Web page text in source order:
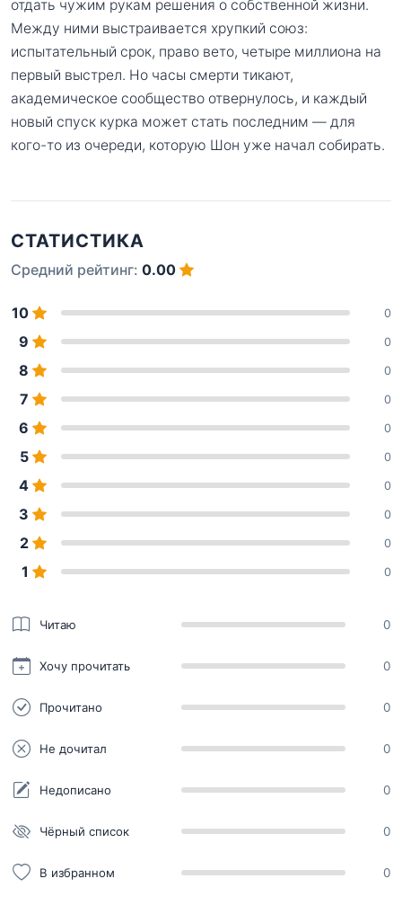
отдать чужим рукам решения о собственной жизни.
Между ними выстраивается хрупкий союз:
испытательный срок, право вето, четыре миллиона на
первый выстрел. Но часы смерти тикают,
академическое сообщество отвернулось, и каждый
новый спуск курка может стать последним — для
кого-то из очереди, которую Шон уже начал собирать.
СТАТИСТИКА
Средний рейтинг: 0.00
10 0
9 0
8 0
7 0
6 0
5 0
4 0
3 0
2 0
1 0
Читаю 0
Хочу прочитать 0
Прочитано 0
Не дочитал 0
Недописано 0
Чёрный список 0
В избранном 0